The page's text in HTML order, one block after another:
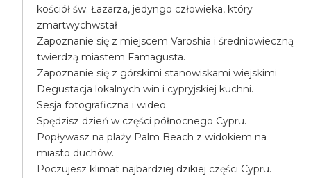
kościół św. Łazarza, jedyngo człowieka, który
zmartwychwstał
Zapoznanie się z miejscem Varoshia i średniowieczną
twierdzą miastem Famagusta.
Zapoznanie się z górskimi stanowiskami wiejskimi
Degustacja lokalnych win i cypryjskiej kuchni.
Sesja fotograficzna i wideo.
Spędzisz dzień w części północnego Cypru.
Popływasz na plaży Palm Beach z widokiem na
miasto duchów.
Poczujesz klimat najbardziej dzikiej części Cypru.